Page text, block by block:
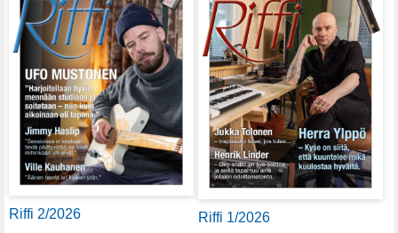
Riffi 2/2026 Riffi 1/2026